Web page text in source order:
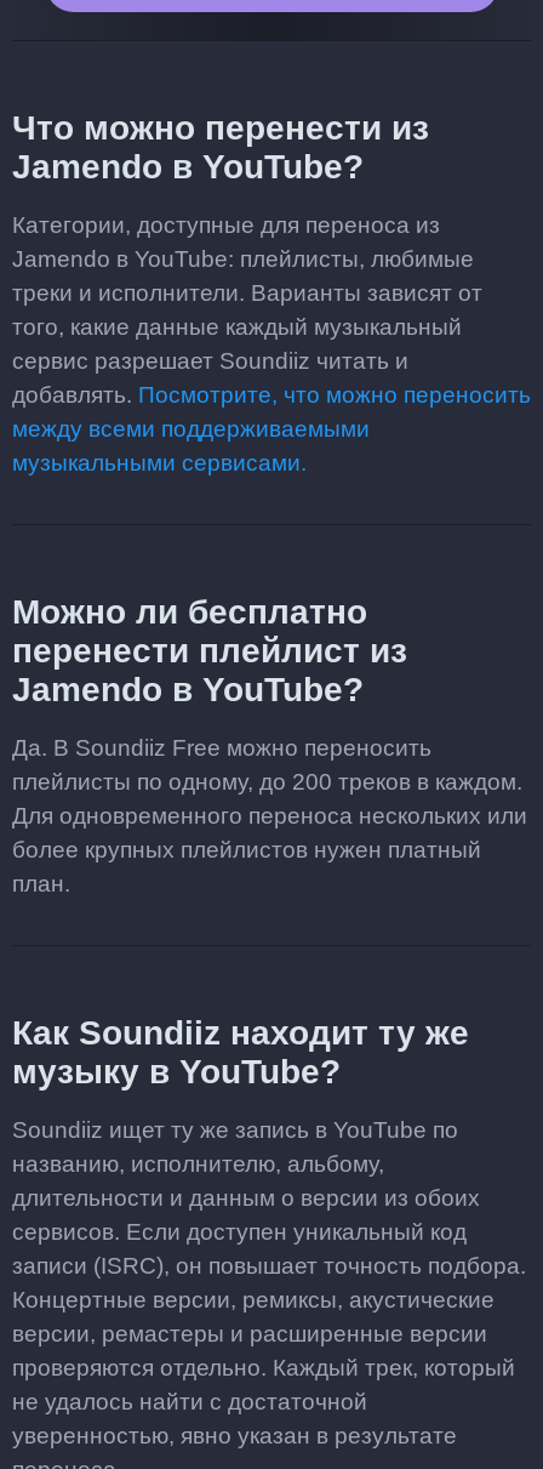
Что можно перенести из
Jamendo в YouTube?
Категории, доступные для переноса из
Jamendo в YouTube: плейлисты, любимые
треки и исполнители. Варианты зависят от
того, какие данные каждый музыкальный
сервис разрешает Soundiiz читать и
добавлять. Посмотрите, что можно переносить
между всеми поддерживаемыми
музыкальными сервисами.
Можно ли бесплатно
перенести плейлист из
Jamendo в YouTube?
Да. В Soundiiz Free можно переносить
плейлисты по одному, до 200 треков в каждом.
Для одновременного переноса нескольких или
более крупных плейлистов нужен платный
план.
Как Soundiiz находит ту же
музыку в YouTube?
Soundiiz ищет ту же запись в YouTube по
названию, исполнителю, альбому,
длительности и данным о версии из обоих
сервисов. Если доступен уникальный код
записи (ISRC), он повышает точность подбора.
Концертные версии, ремиксы, акустические
версии, ремастеры и расширенные версии
проверяются отдельно. Каждый трек, который
не удалось найти с достаточной
уверенностью, явно указан в результате